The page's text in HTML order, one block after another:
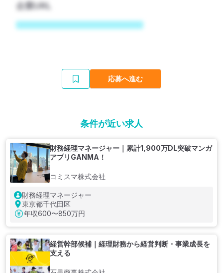
企業URL
応募へ進む
条件が近い求人
財務経理マネージャー｜累計1,900万DL突破マンガ
アプリGANMA！
コミスマ株式会社
財務経理マネージャー
東京都千代田区
年収600〜850万円
経営幹部候補｜経理財務から経営判断・事業成長を
支える